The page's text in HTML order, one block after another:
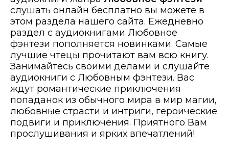
слушать онлайн бесплатно вы можете в
этом раздела нашего сайта. Ежедневно
раздел с аудиокнигами Любовное
фэнтези пополняется новинками. Самые
лучшие чтецы прочитают вам всю книгу.
Занимайтесь своими делами и слушайте
аудиокниги с Любовным фэнтези. Вас
ждут романтические приключения
попаданок из обычного мира в мир магии,
любовные страсти и интриги, героические
подвиги и приключения. Приятного Вам
прослушивания и ярких впечатлений!